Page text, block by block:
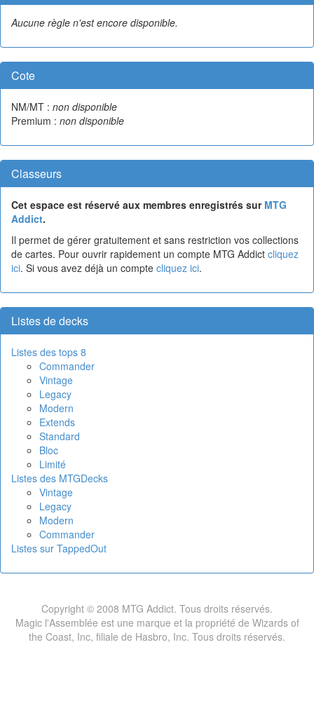
Aucune règle n'est encore disponible.
Cote
NM/MT : non disponible
Premium : non disponible
Classeurs
Cet espace est réservé aux membres enregistrés sur MTG
Addict.
Il permet de gérer gratuitement et sans restriction vos collections
de cartes. Pour ouvrir rapidement un compte MTG Addict cliquez
ici. Si vous avez déjà un compte cliquez ici.
Listes de decks
Listes des tops 8
Commander
Vintage
Legacy
Modern
Extends
Standard
Bloc
Limité
Listes des MTGDecks
Vintage
Legacy
Modern
Commander
Listes sur TappedOut
Copyright © 2008 MTG Addict. Tous droits réservés.
Magic l'Assemblée est une marque et la propriété de Wizards of
the Coast, Inc, filiale de Hasbro, Inc. Tous droits réservés.